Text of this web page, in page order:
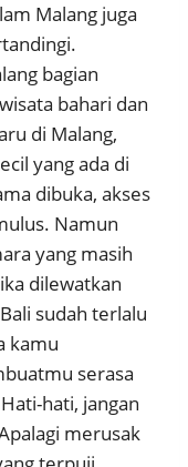
Malang juga
bagian
bahari dan
di Malang,
yang ada di
dibuka, akses
Namun
yang masih
dilewatkan
sudah terlalu
kamu
serasa
hati, jangan
merusak